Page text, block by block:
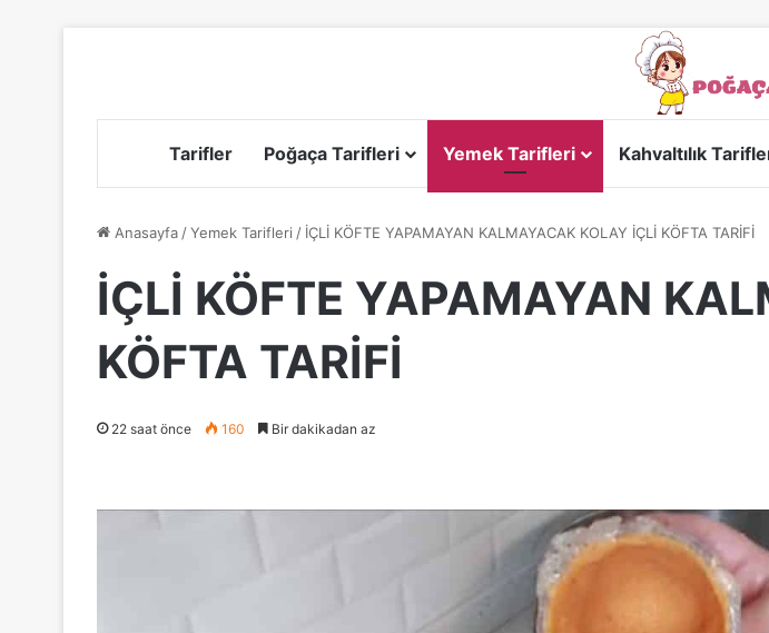
Tarifler Poğaça Tarifleri Yemek Tarifleri Kahvaltılık
Anasayfa /Yemek Tarifleri / İÇLİ KÖFTE YAPAMAYAN KALMAYACAK KOLAY İÇLİ KÖFTA TARİFİ
İÇLİ KÖFTE YAPAMAYAN
KÖFTA TARİFİ
22 saat önce 160 Bir dakikadan az